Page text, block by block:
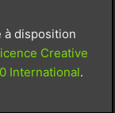
à disposition
Creative
International.